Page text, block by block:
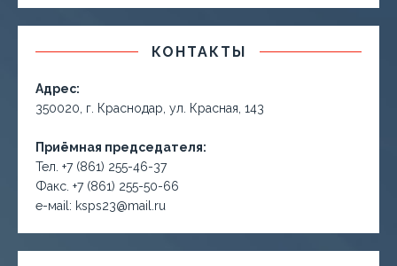
КОНТАКТЫ
Адрес:
350020, г. Краснодар, ул. Красная, 143
Приёмная председателя:
Тел. +7 (861) 255-46-37
Факс. +7 (861) 255-50-66
е-маil: ksps23@mail.ru